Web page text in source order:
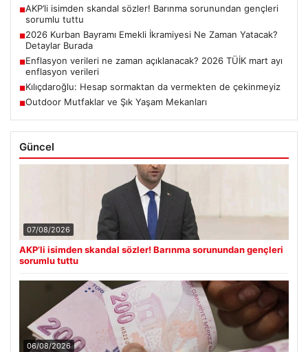
■AKP’li isimden skandal sözler! Barınma sorunundan gençleri
sorumlu tuttu
■2026 Kurban Bayramı Emekli İkramiyesi Ne Zaman Yatacak?
Detaylar Burada
■Enflasyon verileri ne zaman açıklanacak? 2026 TÜİK mart ayı
enflasyon verileri
■Kılıçdaroğlu: Hesap sormaktan da vermekten de çekinmeyiz
■Outdoor Mutfaklar ve Şık Yaşam Mekanları
Güncel
07/08/2026
AKP’li isimden skandal sözler! Barınma sorunundan gençleri
sorumlu tuttu
06/08/2026